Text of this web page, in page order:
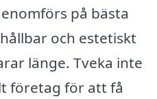
på bästa
och estetiskt
länge. Tveka inte
företag för att få